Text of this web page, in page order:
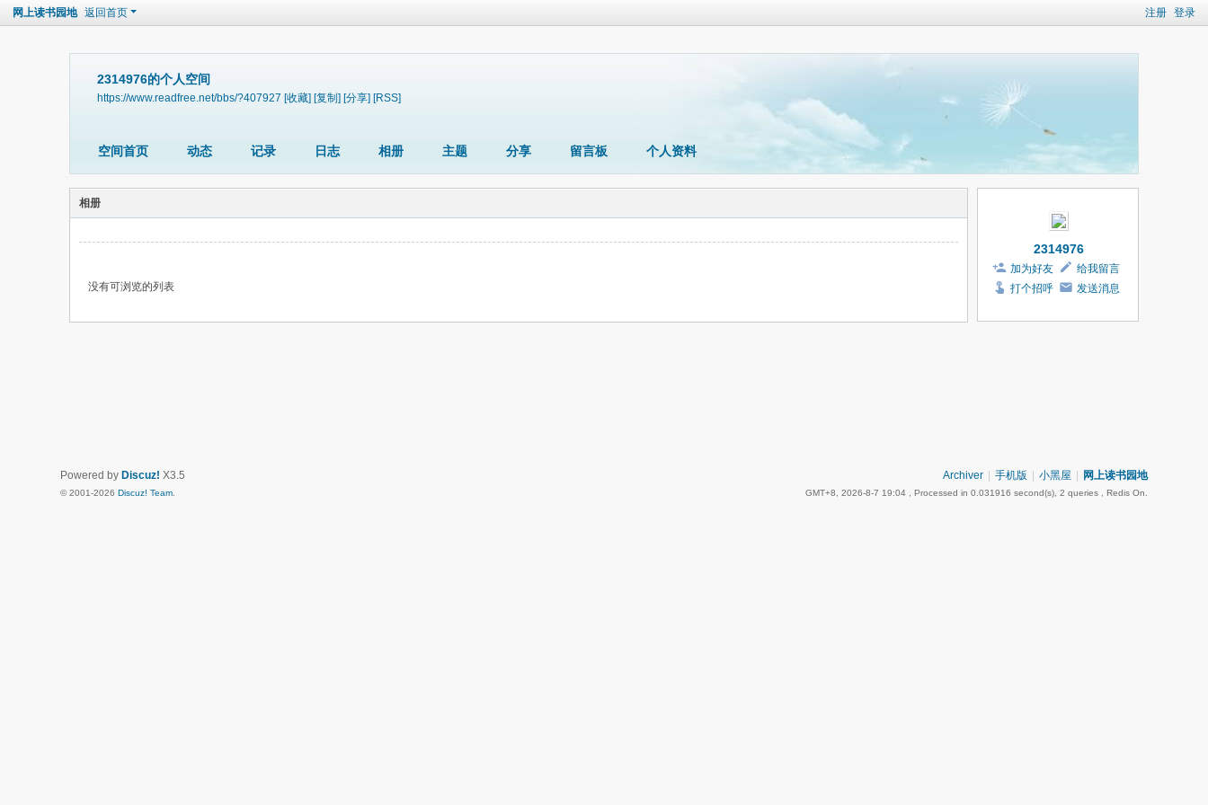
注册 登录
网上读书园地 返回首页
2314976的个人空间
https://www.readfree.net/bbs/?407927 [收藏] [复制] [分享] [RSS]
空间首页 动态 记录 日志 相册 主题 分享 留言板 个人资料
相册
没有可浏览的列表
2314976
加为好友
给我留言
打个招呼
发送消息
Archiver 手机版 小黑屋 网上读书园地
GMT+8, 2026-8-7 19:04 , Processed in 0.031916 second(s), 2 queries , Redis On.
Powered by Discuz! X3.5
© 2001-2026 Discuz! Team